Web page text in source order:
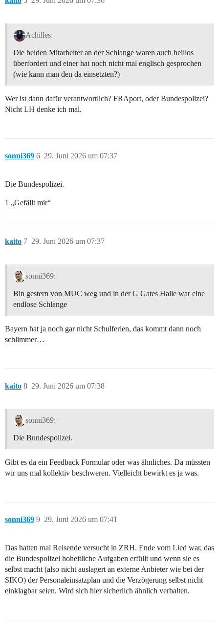
Achilles:
Die beiden Mitarbeiter an der Schlange waren auch heillos
überfordert und einer hat noch nicht mal englisch gesprochen
(wie kann man den da einsetzten?)
Wer ist dann dafür verantwortlich? FRAport, oder Bundespolizei?
Nicht LH denke ich mal.
sonni369 29. Juni 2026 um 07:37
6
Die Bundespolizei.
1 „Gefällt mir“
kaito 29. Juni 2026 um 07:37
7
sonni369:
Bin gestern von MUC weg und in der G Gates Halle war eine
endlose Schlange
Bayern hat ja noch gar nicht Schulferien, das kommt dann noch
schlimmer…
kaito 29. Juni 2026 um 07:38
8
sonni369:
Die Bundespolizei.
Gibt es da ein Feedback Formular oder was ähnliches. Da müssten
wir uns mal kollektiv beschweren. Vielleicht bewirkt es ja was.
sonni369 29. Juni 2026 um 07:41
9
Das hatten mal Reisende versucht in ZRH. Ende vom Lied war, das
die Bundespolizei hoheitliche Aufgaben erfüllt und wenn sie es
selbst macht (also nicht auslagert an externe Anbieter wie bei der
SIKO) der Personaleinsatzplan und die Verzögerung selbst nicht
einklagbar seien. Wird sich hier sicherlich ähnlich verhalten.